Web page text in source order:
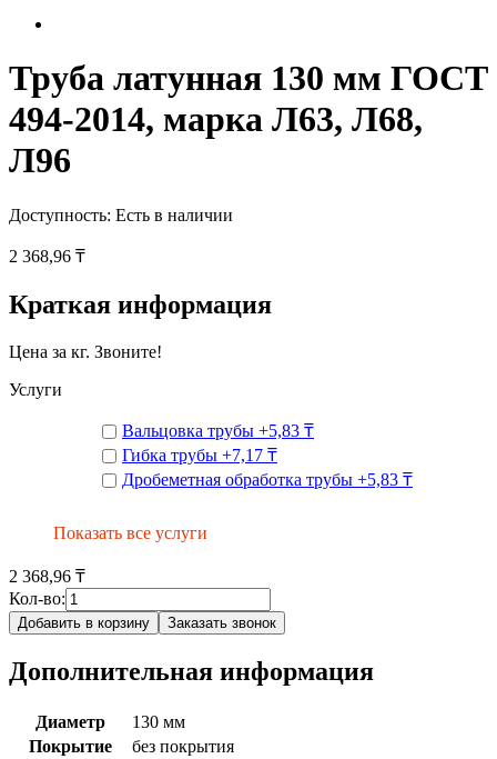
Труба латунная 130 мм ГОСТ
494-2014, марка Л63, Л68,
Л96
Доступность: Есть в наличии
2 368,96 ₸
Краткая информация
Цена за кг. Звоните!
Услуги
Вальцовка трубы +5,83 ₸
Гибка трубы +7,17 ₸
Дробеметная обработка трубы +5,83 ₸
Показать все услуги
2 368,96 ₸
Кол-во:
Добавить в корзину Заказать звонок
Дополнительная информация
Диаметр
130 мм
Покрытие
без покрытия